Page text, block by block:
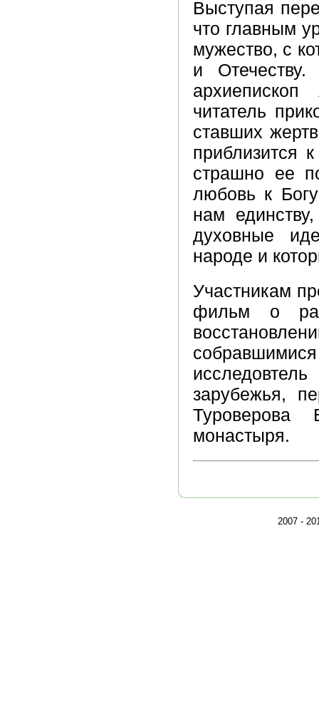
Выступая
что главным
мужество, с
и
читатель
ставших
приблизится
страшно ее
любовь к
нам
духовные
народе и
Участникам
фильм о
зарубежья,
Туроверова
монастыря.
2007 -